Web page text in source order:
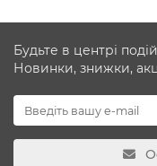
Будьте в центрі
Новинки, знижки,